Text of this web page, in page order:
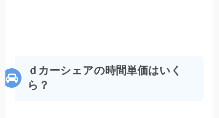
ｄカーシェアの時間単価はいく
ら？